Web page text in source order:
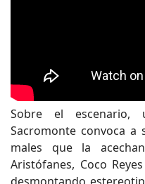
Sobre el
Sacromonte convoca
males que la
Aristófanes, Coco